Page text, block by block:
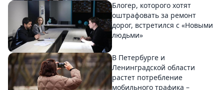
Блогер, которого хотят
оштрафовать за ремонт
дорог, встретился с «Новыми
людьми»
В Петербурге и
Ленинградской области
растет потребление
мобильного трафика –